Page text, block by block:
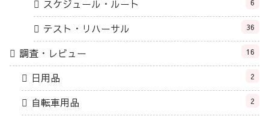
スケジュール・ルート
テスト・リハーサル 36
調査・レビュー 16
日用品 2
自転車用品 2